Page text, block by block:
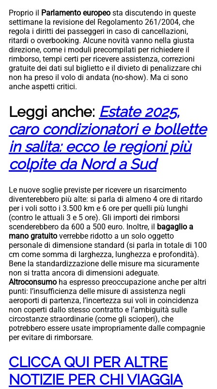
Proprio il Parlamento europeo sta discutendo in queste
settimane la revisione del Regolamento 261/2004, che
regola i diritti dei passeggeri in caso di cancellazioni,
ritardi o overbooking. Alcune novità vanno nella giusta
direzione, come i moduli precompilati per richiedere il
rimborso, tempi certi per ricevere assistenza, correzioni
gratuite dei dati sul biglietto e il divieto di penalizzare chi
non ha preso il volo di andata (no-show). Ma ci sono
anche aspetti critici.
Leggi anche: Estate 2025,
caro condizionatori e bollette
in salita: ecco le regioni più
colpite da Nord a Sud
Le nuove soglie previste per ricevere un risarcimento
diventerebbero più alte: si parla di almeno 4 ore di ritardo
per i voli sotto i 3.500 km e 6 ore per quelli più lunghi
(contro le attuali 3 e 5 ore). Gli importi dei rimborsi
scenderebbero da 600 a 500 euro. Inoltre, il bagaglio a
mano gratuito verrebbe ridotto a un solo oggetto
personale di dimensione standard (si parla in totale di 100
cm come somma di larghezza, lunghezza e profondità).
Bene la standardizzazione delle misure ma sicuramente
non si tratta ancora di dimensioni adeguate.
Altroconsumo ha espresso preoccupazione anche per altri
punti: l’insufficienza delle misure di assistenza negli
aeroporti di partenza, l’incertezza sui voli in coincidenza
non coperti dallo stesso contratto e l’ambiguità sulle
circostanze straordinarie (come gli scioperi), che
potrebbero essere usate impropriamente dalle compagnie
per evitare di rimborsare.
CLICCA QUI PER ALTRE
NOTIZIE PER CHI VIAGGIA